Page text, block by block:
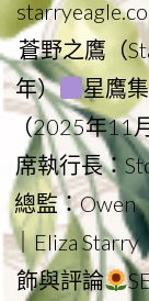
蒼野之鷹（
年）
星鷹
（2025年11
席執行長：
總監：Owen
｜Eliza Starry
飾與評論